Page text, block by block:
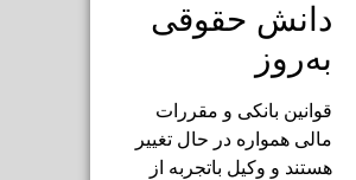
دانش حقوقی
به‌روز
قوانین بانکی و مقررات
مالی همواره در حال تغییر
هستند و وکیل باتجربه از